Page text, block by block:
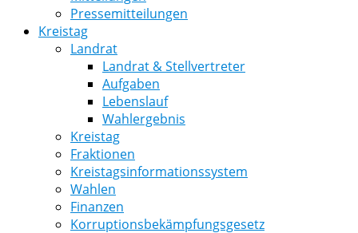
Pressemitteilungen
Kreistag
Landrat
Landrat & Stellvertreter
Aufgaben
Lebenslauf
Wahlergebnis
Kreistag
Fraktionen
Kreistagsinformationssystem
Wahlen
Finanzen
Korruptionsbekämpfungsgesetz